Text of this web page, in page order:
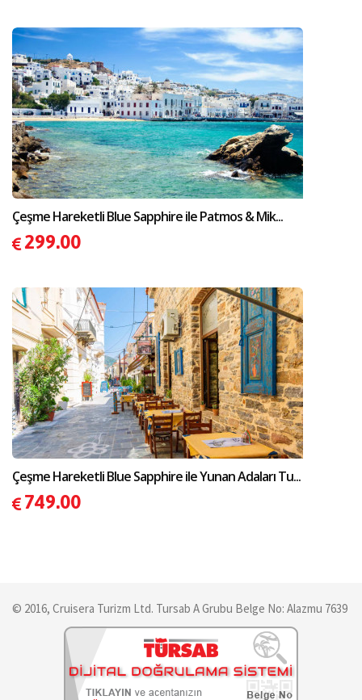
Çeşme Hareketli Blue Sapphire ile Patmos & Mik...
299.00
Çeşme Hareketli Blue Sapphire ile Yunan Adaları Tu...
749.00
© 2016, Cruisera Turizm Ltd. Tursab A Grubu Belge No: Alazmu 7639